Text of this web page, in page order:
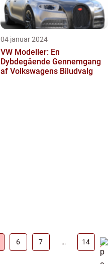
04 januar 2024
VW Modeller: En
Dybdegående Gennemgang
af Volkswagens Biludvalg
6 7 … 14